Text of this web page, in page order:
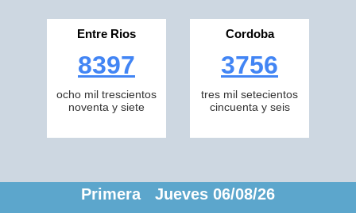
Entre Rios
8397
ocho mil trescientos
noventa y siete
Cordoba
3756
tres mil setecientos
cincuenta y seis
Primera Jueves 06/08/26